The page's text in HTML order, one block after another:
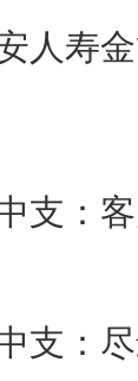
人寿
支：
支：